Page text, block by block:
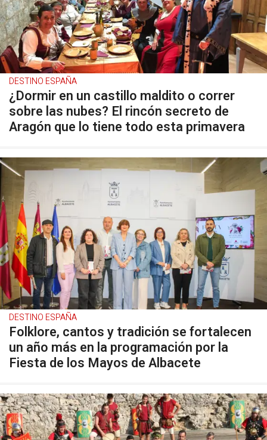
DESTINO ESPAÑA
¿Dormir en un castillo maldito o correr
sobre las nubes? El rincón secreto de
Aragón que lo tiene todo esta primavera
DESTINO ESPAÑA
Folklore, cantos y tradición se fortalecen
un año más en la programación por la
Fiesta de los Mayos de Albacete